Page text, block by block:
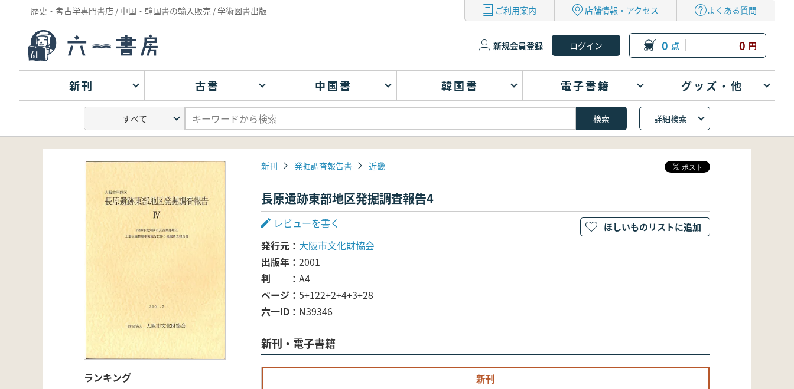
歴史・考古学専門書店 / 中国・韓国書の輸入販売 / 学術図書出版 ご利用案内 店舗情報・アクセス よくある質問
新規会員登録 0 点 0 円
新刊 古書 中国書 韓国書 電子書籍 グッズ・他
詳細検索
ランキング
新刊 発掘調査報告書 近畿
長原遺跡東部地区発掘調査報告4
レビューを書く
発行元
大阪市文化財協会
出版年
2001
判
A4
ページ
5+122+2+4+3+28
六一ID
N39346
新刊・電子書籍
新刊
ほしいものリストに追加